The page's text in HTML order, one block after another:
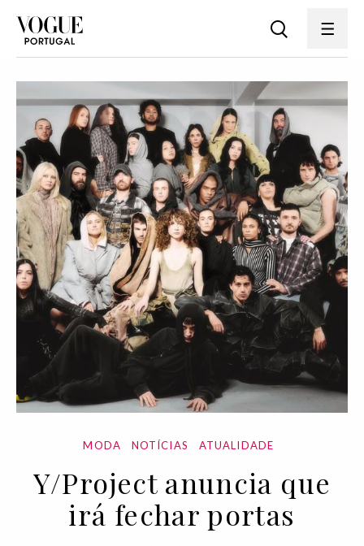
MODA NOTÍCIAS ATUALIDADE
Y/Project anuncia que
irá fechar portas